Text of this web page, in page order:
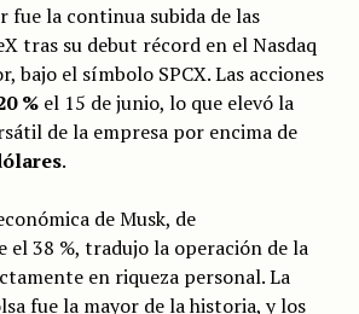
la continua subida de las
tras su debut récord en el Nasdaq
bajo el símbolo SPCX. Las acciones
%el 15 de junio, lo que elevó la
de la empresa por encima de
.
de Musk, de
el 38 %, tradujo la operación de la
en riqueza personal. La
fue la mayor de la historia, y los